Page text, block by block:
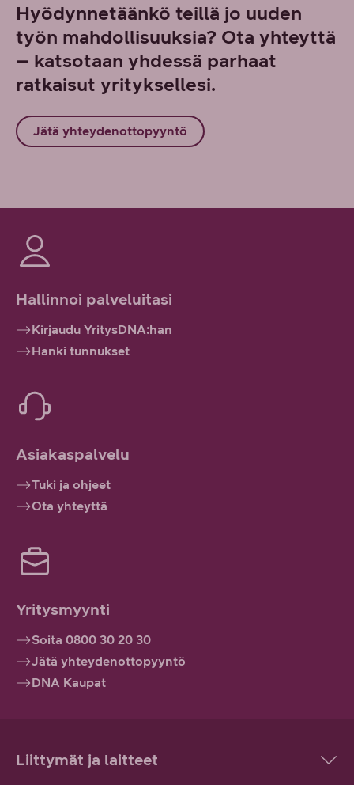
Hyödynnetäänkö teillä jo uuden
työn mahdollisuuksia? Ota yhteyttä
– katsotaan yhdessä parhaat
ratkaisut yrityksellesi.
Jätä yhteydenottopyyntö
Hallinnoi palveluitasi
Kirjaudu YritysDNA:han
Hanki tunnukset
Asiakaspalvelu
Tuki ja ohjeet
Ota yhteyttä
Yritysmyynti
Soita 0800 30 20 30
Jätä yhteydenottopyyntö
DNA Kaupat
Liittymät ja laitteet